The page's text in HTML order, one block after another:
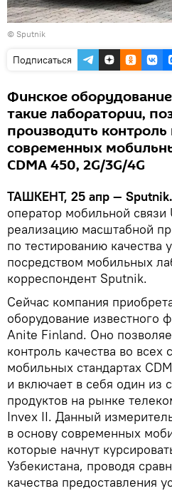
© Sputnik
Подписаться
Финское
такие лаборатории,
производить контроль
современных
CDMA 450, 2G/3G/4G
ТАШКЕНТ, 25 апр — Sputnik.
оператор мобильной
реализацию масштабной
по тестированию качества
посредством мобильных
корреспондент Sputnik.
Сейчас компания
оборудование известного
Anite Finland. Оно
контроль качества во
мобильных стандартах
и включает в себя один из
продуктов на рынке
Invex II. Данный
в основу современных
которые начнут
Узбекистана, проводя
качества предоставления